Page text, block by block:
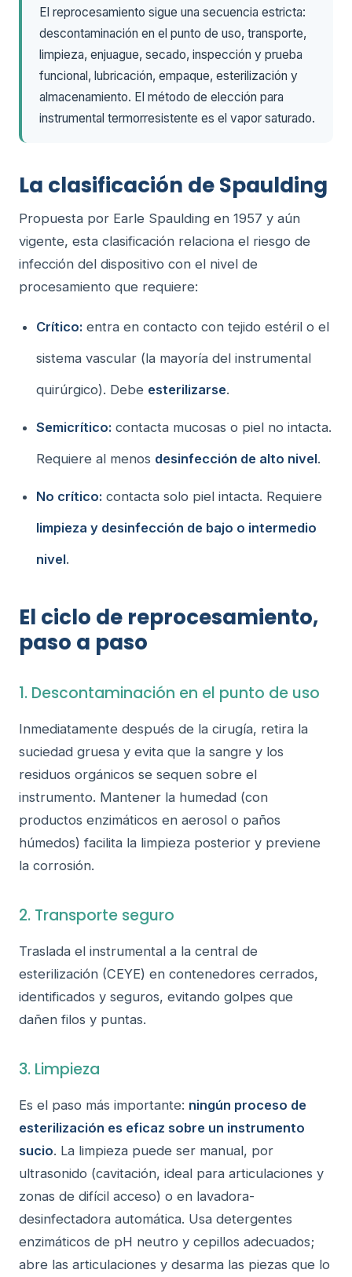
El reprocesamiento sigue una secuencia estricta:
descontaminación en el punto de uso, transporte,
limpieza, enjuague, secado, inspección y prueba
funcional, lubricación, empaque, esterilización y
almacenamiento. El método de elección para
instrumental termorresistente es el vapor saturado.
La clasificación de Spaulding
Propuesta por Earle Spaulding en 1957 y aún
vigente, esta clasificación relaciona el riesgo de
infección del dispositivo con el nivel de
procesamiento que requiere:
Crítico: entra en contacto con tejido estéril o el
sistema vascular (la mayoría del instrumental
quirúrgico). Debe esterilizarse.
Semicrítico: contacta mucosas o piel no intacta.
Requiere al menos desinfección de alto nivel.
No crítico: contacta solo piel intacta. Requiere
limpieza y desinfección de bajo o intermedio
nivel.
El ciclo de reprocesamiento,
paso a paso
1. Descontaminación en el punto de uso
Inmediatamente después de la cirugía, retira la
suciedad gruesa y evita que la sangre y los
residuos orgánicos se sequen sobre el
instrumento. Mantener la humedad (con
productos enzimáticos en aerosol o paños
húmedos) facilita la limpieza posterior y previene
la corrosión.
2. Transporte seguro
Traslada el instrumental a la central de
esterilización (CEYE) en contenedores cerrados,
identificados y seguros, evitando golpes que
dañen filos y puntas.
3. Limpieza
Es el paso más importante: ningún proceso de
esterilización es eficaz sobre un instrumento
sucio. La limpieza puede ser manual, por
ultrasonido (cavitación, ideal para articulaciones y
zonas de difícil acceso) o en lavadora-
desinfectadora automática. Usa detergentes
enzimáticos de pH neutro y cepillos adecuados;
abre las articulaciones y desarma las piezas que lo